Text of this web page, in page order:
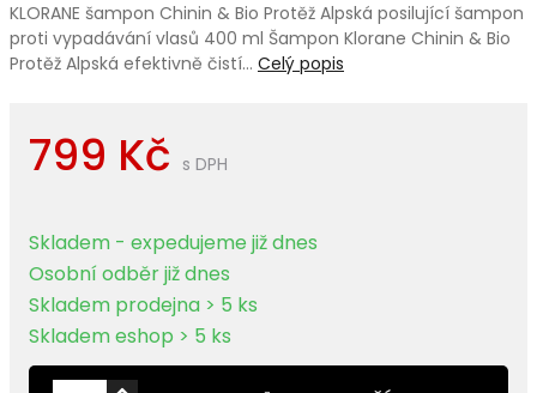
KLORANE šampon Chinin & Bio Protěž Alpská posilující šampon
proti vypadávání vlasů 400 ml Šampon Klorane Chinin & Bio
Protěž Alpská efektivně čistí… Celý popis
799 Kč s DPH
Skladem - expedujeme již dnes
Osobní odběr již dnes
Skladem prodejna > 5 ks
Skladem eshop > 5 ks